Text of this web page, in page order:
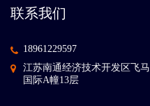
联系我们
18961229597
江苏南通经济技术开发区飞马
国际A幢13层